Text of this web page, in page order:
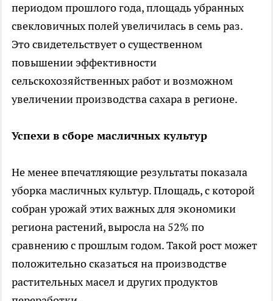
периодом прошлого года, площадь убранных
свекловичных полей увеличилась в семь раз.
Это свидетельствует о существенном
повышении эффективности
сельскохозяйственных работ и возможном
увеличении производства сахара в регионе.
Успехи в сборе масличных культур
Не менее впечатляющие результаты показала
уборка масличных культур. Площадь, с которой
собран урожай этих важных для экономики
региона растений, выросла на 52% по
сравнению с прошлым годом. Такой рост может
положительно сказаться на производстве
растительных масел и других продуктов